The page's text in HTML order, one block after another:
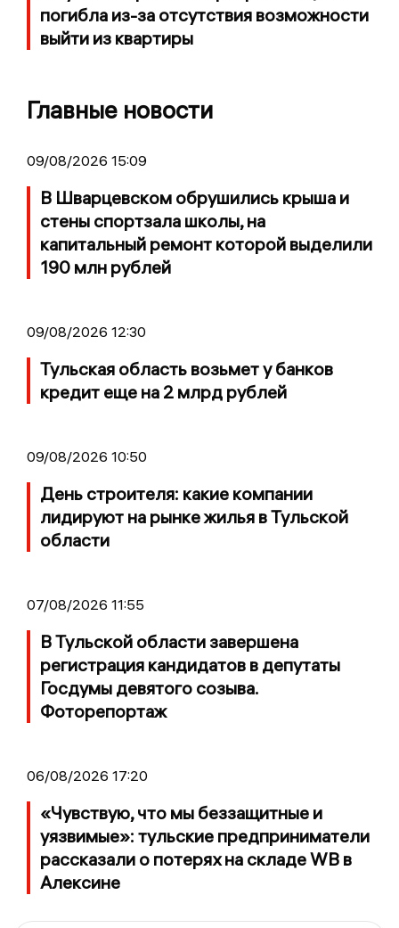
погибла из-за отсутствия возможности
выйти из квартиры
Главные новости
09/08/2026 15:09
В Шварцевском обрушились крыша и
стены спортзала школы, на
капитальный ремонт которой выделили
190 млн рублей
09/08/2026 12:30
Тульская область возьмет у банков
кредит еще на 2 млрд рублей
09/08/2026 10:50
День строителя: какие компании
лидируют на рынке жилья в Тульской
области
07/08/2026 11:55
В Тульской области завершена
регистрация кандидатов в депутаты
Госдумы девятого созыва.
Фоторепортаж
06/08/2026 17:20
«Чувствую, что мы беззащитные и
уязвимые»: тульские предприниматели
рассказали о потерях на складе WB в
Алексине